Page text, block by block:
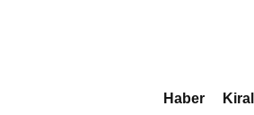
Haber